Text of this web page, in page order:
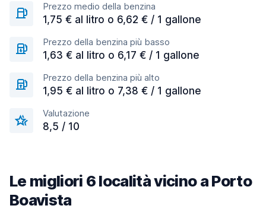
Prezzo medio della benzina
1,75 € al litro o 6,62 € / 1 gallone
Prezzo della benzina più basso
1,63 € al litro o 6,17 € / 1 gallone
Prezzo della benzina più alto
1,95 € al litro o 7,38 € / 1 gallone
Valutazione
8,5 / 10
Le migliori 6 località vicino a Porto
Boavista